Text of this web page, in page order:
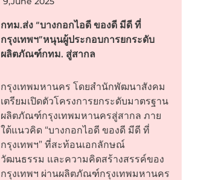
กทม.ส่ง “บางกอกไอดี ของดี มีดี ที่
กรุงเทพฯ”หนุนผู้ประกอบการยกระดับ
ผลิตภัณฑ์กทม. สู่สากล
กรุงเทพมหานคร โดยสำนักพัฒนาสังคม
เตรียมเปิดตัวโครงการยกระดับมาตรฐาน
ผลิตภัณฑ์กรุงเทพมหานครสู่สากล ภาย
ใต้แนวคิด “บางกอกไอดี ของดี มีดี ที่
กรุงเทพฯ” ที่สะท้อนเอกลักษณ์
วัฒนธรรม และความคิดสร้างสรรค์ของ
กรุงเทพฯ ผ่านผลิตภัณฑ์กรุงเทพมหานคร